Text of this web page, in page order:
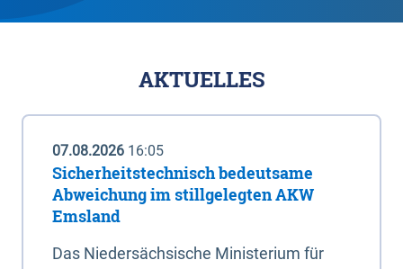
AKTUELLES
07.08.2026 16:05
Sicherheitstechnisch bedeutsame
Abweichung im stillgelegten AKW
Emsland
Das Niedersächsische Ministerium für